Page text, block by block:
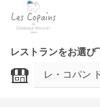
レストランをお選び